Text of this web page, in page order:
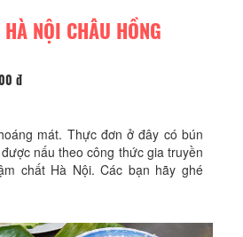
NỘI CHÂU HỒNG
đ
mát. Thực đơn ở đây có bún
nấu theo công thức gia truyền
chất Hà Nội. Các bạn hãy ghé